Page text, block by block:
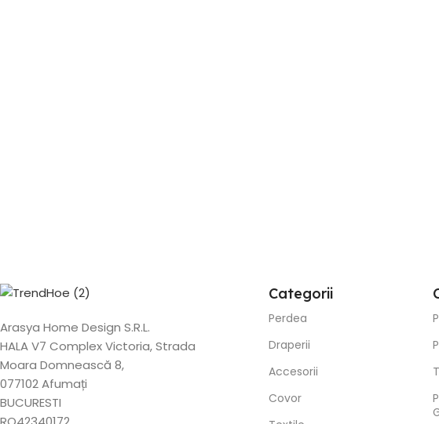
Arasya Home Design S.R.L.
HALA V7 Complex Victoria, Strada
Moara Domnească 8,
077102 Afumați
BUCURESTI
Categorii
Perdea
Draperii
Accesorii
Covor